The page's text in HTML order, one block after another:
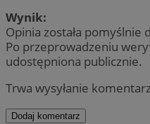
Wynik:
Opinia została pomyślnie
Po przeprowadzeniu
udostępniona publicznie.
Trwa wysyłanie
Dodaj komentarz